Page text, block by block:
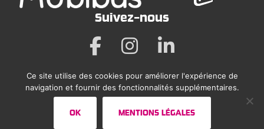
Suivez-nous
Mentions légales
Ce site utilise des cookies pour améliorer l'expérience de
navigation et fournir des fonctionnalités supplémentaires.
OK MENTIONS LÉGALES